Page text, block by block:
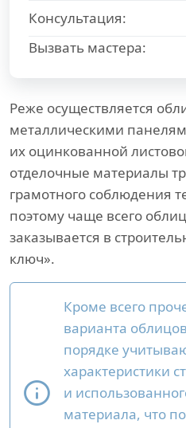
Консультация:
Вызвать мастера:
Реже осуществляется
металлическими
их оцинкованной
отделочные материалы
грамотного соблюдения
поэтому чаще всего
заказывается в
ключ».
Кроме всего
варианта
порядке
характеристики
и
материала, что